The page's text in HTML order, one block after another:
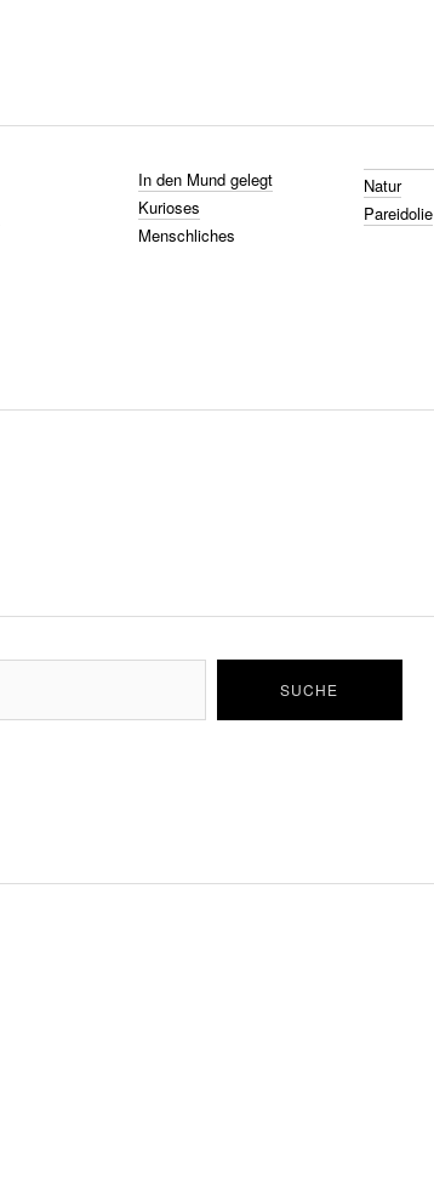
In den Mund gelegt
Kurioses
Menschliches
Natur
Pareidolie